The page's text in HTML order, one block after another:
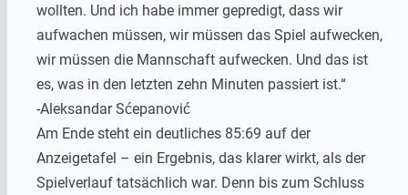
wollten. Und ich habe immer gepredigt, dass wir
aufwachen müssen, wir müssen das Spiel aufwecken,
wir müssen die Mannschaft aufwecken. Und das ist
es, was in den letzten zehn Minuten passiert ist.“
-Aleksandar Sćepanović
Am Ende steht ein deutliches 85:69 auf der
Anzeigetafel – ein Ergebnis, das klarer wirkt, als der
Spielverlauf tatsächlich war. Denn bis zum Schluss